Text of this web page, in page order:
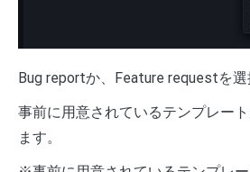
Bug reportか、Feature requestを選
事前に用意されているテンプレー
ます。